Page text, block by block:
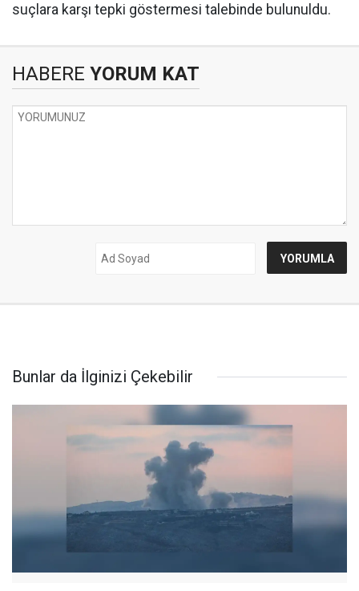
suçlara karşı tepki göstermesi talebinde bulunuldu.
HABERE YORUM KAT
Bunlar da İlginizi Çekebilir